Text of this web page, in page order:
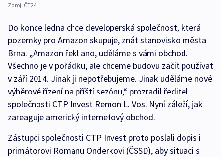
Zdroj: ČT24
Do konce ledna chce developerská společnost, která
pozemky pro Amazon skupuje, znát stanovisko města
Brna. „Amazon řekl ano, uděláme s vámi obchod.
Všechno je v pořádku, ale chceme budovu začít používat
v září 2014. Jinak ji nepotřebujeme. Jinak uděláme nové
výběrové řízení na příští sezónu,“ prozradil ředitel
společnosti CTP Invest Remon L. Vos. Nyní záleží, jak
zareaguje americký internetový obchod.
Zástupci společnosti CTP Invest proto poslali dopis i
primátorovi Romanu Onderkovi (ČSSD), aby situaci s